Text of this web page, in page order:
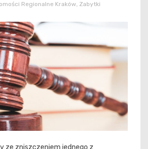
Regionalne Kraków, Zabytki
ze zniszczeniem jednego z